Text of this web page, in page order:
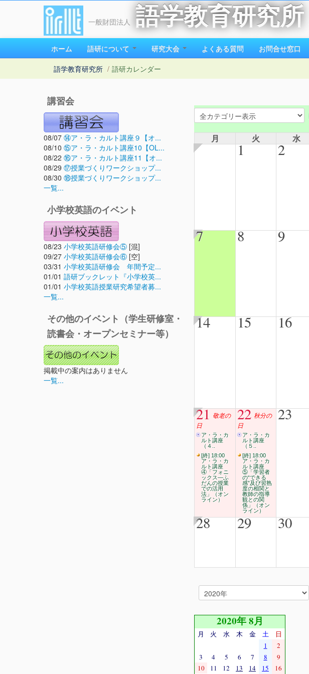
一般財団法人 語学教育研究所
ホーム 語研について 研究大会 よくある質問 お問合せ窓口
語学教育研究所 / 語研カレンダー
講習会
08/07 ⑭ア・ラ・カルト講座９【オ...
08/10 ⑮ア・ラ・カルト講座10【OL...
08/22 ⑯ア・ラ・カルト講座11【オ...
08/29 ⑰授業づくりワークショップ...
08/30 ⑱授業づくりワークショップ...
一覧...
小学校英語のイベント
08/23 小学校英語研修会⑤ [混]
09/27 小学校英語研修会⑥ [空]
03/31 小学校英語研修会 年間予定...
01/01 語研ブックレット『小学校英...
01/01 小学校英語授業研究希望者募...
一覧...
その他のイベント（学生研修室・
読書会・オープンセミナー等）
掲載中の案内はありません
一覧...
月 火 水
1 2
7 8 9
14 15 16
21 敬老の
日
ア・ラ・カ
ルト講座
（４..
[終] 18:00
ア・ラ・カ
ルト講座
④「フォニ
ックス―ふ
だんの授業
での活用
法」（オン
ライン）
22 秋分の
日
ア・ラ・カ
ルト講座
（５..
[終] 18:00
ア・ラ・カ
ルト講座
⑤「学習者
の“できる
感”及び習熟
度の相関と
教師の指導
観との関
係」（オン
ライン）
23
28 29 30
2020年 8月
月 火 水 木 金 土
日
1
2
3
4 5 6 7 8
9
10
11 12 13 14 15 16